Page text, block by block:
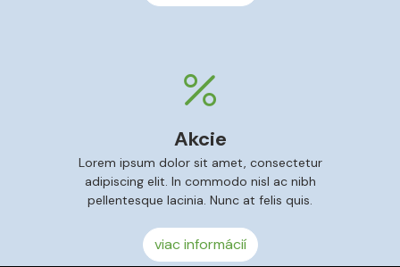
Akcie
Lorem ipsum dolor sit amet, consectetur
adipiscing elit. In commodo nisl ac nibh
pellentesque lacinia. Nunc at felis quis.
viac informácií